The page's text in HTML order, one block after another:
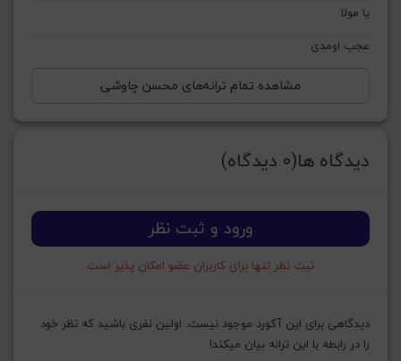
یا مولا
عجب اومدی
مشاهده تمام ترانه‌های محسن چاوشی
دیدگاه ها(0 دیدگاه)
ورود و ثبت نظر
ثبت نظر تنها برای کاربران عضو امکان پذیر است
دیدگاهی برای این آکورد موجود نیست. اولین نفری باشید که نظر خود
را در رابطه با این ترانه بیان میکند!